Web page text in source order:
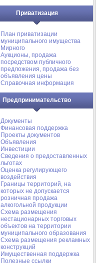
Приватизация
План приватизации
муниципального имущества
Мирного
Аукционы, продажа
посредством публичного
предложения, продажа без
объявления цены
Справочная информация
Предпринимательство
Документы
Финансовая поддержка
Проекты документов
Объявления
Инвестиции
Сведения о предоставленных
льготах
Оценка регулирующего
воздействия
Границы территорий, на
которых не допускается
розничная продажа
алкогольной продукции
Схема размещения
нестационарных торговых
объектов на территории
муниципального образования
Схема размещения рекламных
конструкций
Имущественная поддержка
Полезные ссылки